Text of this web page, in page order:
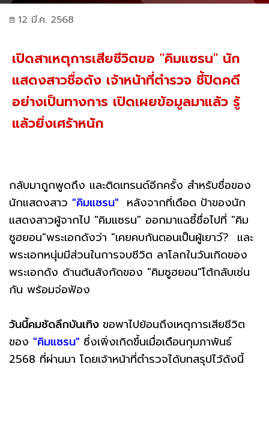
12 มี.ค. 2568
เปิดสาเหตุการเสียชีวิตขอ "คิมแซรน" นัก
แสดงสาวชื่อดัง เจ้าหน้าที่ตำรวจ ชี้ปิดคดี
อย่างเป็นทางการ เปิดเผยข้อมูลมาแล้ว รู้
แล้วยิ่งเศร้าหนัก
กลับมาถูกพูดถึง และติดเทรนด์อีกครั้ง สำหรับชื่อของ
นักแสดงสาว "คิมแซรน" หลังจากที่เดือด ป้าของนัก
แสดงสาวผู้จากไป "คิมแซรน" ออกมาแฉชี้ชื่อไปที่ "คิม
ซูฮยอน"พระเอกดังว่า "เคยคบกันตอนเป็นผู้เยาว์? และ
พระเอกหนุ่มมีส่วนในการจบชีวิต ลาโลกในวันเกิดของ
พระเอกดัง ด้านต้นสังกัดของ "คิมซูฮยอน"โต้กลับเช่น
กัน พร้อมจ่อฟ้อง
วันนี้คมชัดลึกบันเทิง ขอพาไปย้อนถึงเหตุการเสียชีวิต
ของ "คิมแซรน" ซึ่งเพิ่งเกิดขึ้นเมื่อเดือนกุมภาพันธ์
2568 ที่ผ่านมา โดยเจ้าหน้าที่ตำรวจได้บทสรุปไว้ดังนี้